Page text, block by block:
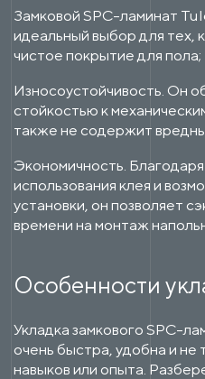
Замковой SPC-ламинат
идеальный выбор для тех,
чистое покрытие для пола;
Износоустойчивость. Он
стойкостью к
также не содержит
Экономичность.
использования клея и
установки, он позволяет
времени на монтаж
Особенности
Укладка замкового SPC-
очень быстра, удобна и не
навыков или опыта.